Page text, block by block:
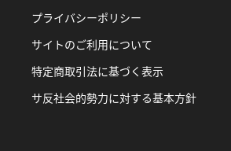
プライバシーポリシー
サイトのご利用について
特定商取引法に基づく表示
サ反社会的勢力に対する基本方針